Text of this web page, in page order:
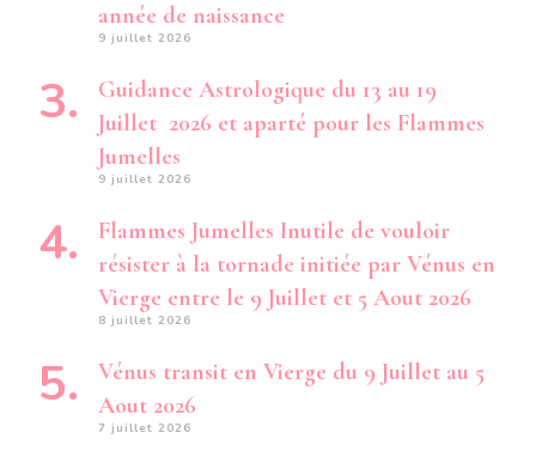
année de naissance
9 juillet 2026
Guidance Astrologique du 13 au 19
Juillet 2026 et aparté pour les Flammes
Jumelles
9 juillet 2026
Flammes Jumelles Inutile de vouloir
résister à la tornade initiée par Vénus en
Vierge entre le 9 Juillet et 5 Aout 2026
8 juillet 2026
Vénus transit en Vierge du 9 Juillet au 5
Aout 2026
7 juillet 2026